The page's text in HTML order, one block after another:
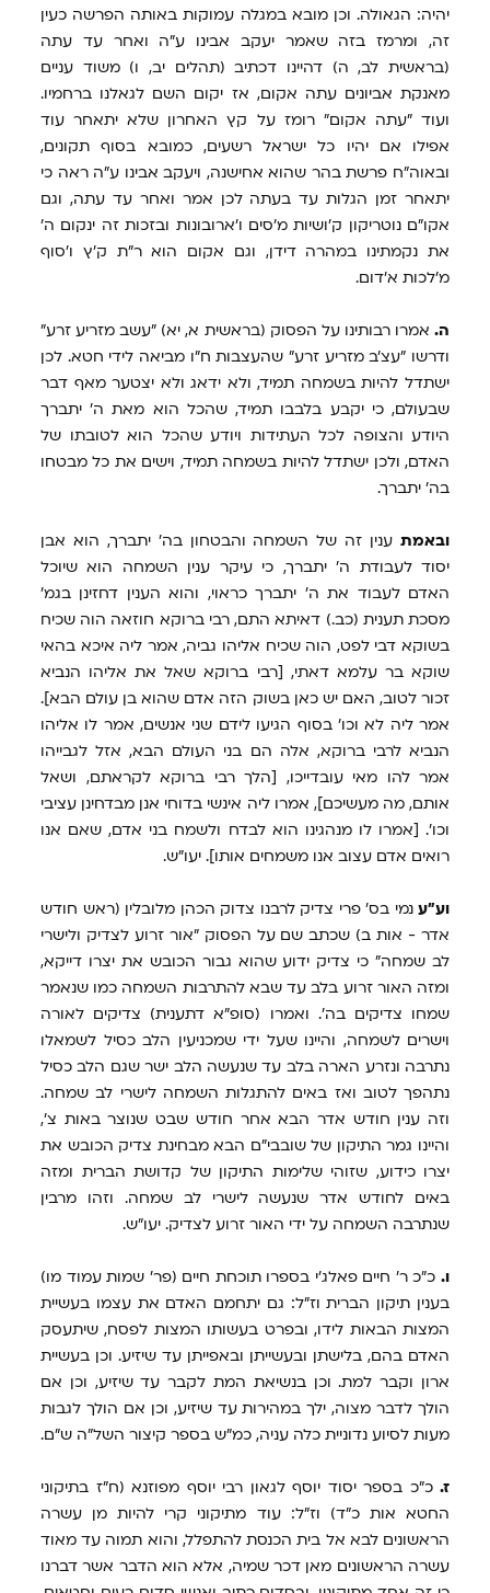
יהיה: הגאולה. וכן מובא במגלה עמוקות באותה הפרשה כעין
זה, ומרמז בזה שאמר יעקב אבינו ע"ה ואחר עד עתה
(בראשית לב, ה) דהיינו דכתיב (תהלים יב, ו) משוד עניים
מאנקת אביונים עתה אקום, אז יקום השם לגאלנו ברחמיו.
ועוד "עתה אקום" רומז על קץ האחרון שלא יתאחר עוד
אפילו אם יהיו כל ישראל רשעים, כמובא בסוף תקונים,
ובאוה"ח פרשת בהר שהוא אחישנה, ויעקב אבינו ע"ה ראה כי
יתאחר זמן הגלות עד בעתה לכן אמר ואחר עד עתה, וגם
אקו"ם נוטריקון ק'ושיות מ'סים ו'ארובונות ובזכות זה ינקום ה'
את נקמתינו במהרה דידן, וגם אקום הוא ר"ת ק'ץ ו'סוף
מ'לכות א'דום.
ה. אמרו רבותינו על הפסוק (בראשית א, יא) "עשב מזריע זרע"
ודרשו "עצ'ב מזריע זרע" שהעצבות ח"ו מביאה לידי חטא. לכן
ישתדל להיות בשמחה תמיד, ולא ידאג ולא יצטער מאף דבר
שבעולם, כי יקבע בלבבו תמיד, שהכל הוא מאת ה' יתברך
היודע והצופה לכל העתידות ויודע שהכל הוא לטובתו של
האדם, ולכן ישתדל להיות בשמחה תמיד, וישים את כל מבטחו
בה' יתברך.
ובאמת ענין זה של השמחה והבטחון בה' יתברך, הוא אבן
יסוד לעבודת ה' יתברך, כי עיקר ענין השמחה הוא שיוכל
האדם לעבוד את ה' יתברך כראוי, והוא הענין דחזינן בגמ'
מסכת תענית (כב.) דאיתא התם, רבי ברוקא חוזאה הוה שכיח
בשוקא דבי לפט, הוה שכיח אליהו גביה, אמר ליה איכא בהאי
שוקא בר עלמא דאתי, [רבי ברוקא שאל את אליהו הנביא
זכור לטוב, האם יש כאן בשוק הזה אדם שהוא בן עולם הבא].
אמר ליה לא וכו' בסוף הגיעו לידם שני אנשים, אמר לו אליהו
הנביא לרבי ברוקא, אלה הם בני העולם הבא, אזל לגבייהו
אמר להו מאי עובדייכו, [הלך רבי ברוקא לקראתם, ושאל
אותם, מה מעשיכם], אמרו ליה אינשי בדוחי אנן מבדחינן עציבי
וכו'. [אמרו לו מנהגינו הוא לבדח ולשמח בני אדם, שאם אנו
רואים אדם עצוב אנו משמחים אותו]. יעו"ש.
וע"ע נמי בס' פרי צדיק לרבנו צדוק הכהן מלובלין (ראש חודש
אדר - אות ב) שכתב שם על הפסוק "אור זרוע לצדיק ולישרי
לב שמחה" כי צדיק ידוע שהוא גבור הכובש את יצרו דייקא,
ומזה האור זרוע בלב עד שבא להתרבות השמחה כמו שנאמר
שמחו צדיקים בה'. ואמרו (סופ"א דתענית) צדיקים לאורה
וישרים לשמחה, והיינו שעל ידי שמכניעין הלב כסיל לשמאלו
נתרבה ונזרע הארה בלב עד שנעשה הלב ישר שגם הלב כסיל
נתהפך לטוב ואז באים להתגלות השמחה לישרי לב שמחה.
וזה ענין חודש אדר הבא אחר חודש שבט שנוצר באות צ',
והיינו גמר התיקון של שובבי"ם הבא מבחינת צדיק הכובש את
יצרו כידוע, שזוהי שלימות התיקון של קדושת הברית ומזה
באים לחודש אדר שנעשה לישרי לב שמחה. וזהו מרבין
שנתרבה השמחה על ידי האור זרוע לצדיק. יעו"ש.
ו. כ"כ ר' חיים פאלג'י בספרו תוכחת חיים (פר' שמות עמוד מו)
בענין תיקון הברית וז"ל: גם יתחמם האדם את עצמו בעשיית
המצות הבאות לידו, ובפרט בעשותו המצות לפסח, שיתעסק
האדם בהם, בלישתן ובעשייתן ובאפייתן עד שיזיע. וכן בעשיית
ארון וקבר למת. וכן בנשיאת המת לקבר עד שיזיע, וכן אם
הולך לדבר מצוה, ילך במהירות עד שיזיע, וכן אם הולך לגבות
מעות לסיוע נדוניית כלה עניה, כמ"ש בספר קיצור השל"ה ש"ם.
ז. כ"כ בספר יסוד יוסף לגאון רבי יוסף מפוזנא (ח"ז בתיקוני
החטא אות כ"ד) וז"ל: עוד מתיקוני קרי להיות מן עשרה
הראשונים לבא אל בית הכנסת להתפלל, והוא תמוה עד מאוד
עשרה הראשונים מאן דכר שמיה, אלא הוא הדבר אשר דברנו